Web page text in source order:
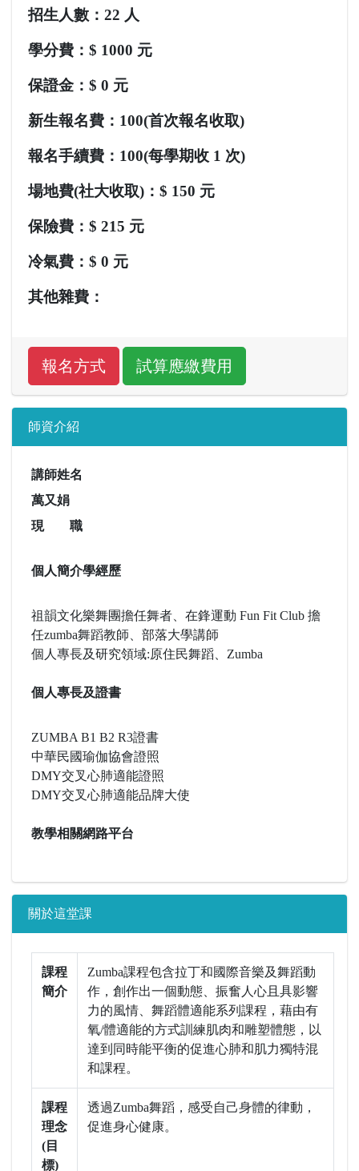
招生人數： 22 人
學分費： $ 1000 元
保證金： $ 0 元
新生報名費：100(首次報名收取)
報名手續費：100(每學期收 1 次)
場地費(社大收取)： $ 150 元
保險費： $ 215 元
冷氣費： $ 0 元
其他雜費：
師資介紹
講師姓名
萬又娟
現 職
個人簡介學經歷
祖韻文化樂舞團擔任舞者、在鋒運動 Fun Fit Club 擔
任zumba舞蹈教師、部落大學講師
個人專長及研究領域:原住民舞蹈、Zumba
個人專長及證書
ZUMBA B1 B2 R3證書
中華民國瑜伽協會證照
DMY交叉心肺適能證照
DMY交叉心肺適能品牌大使
教學相關網路平台
關於這堂課
課程
簡介
Zumba課程包含拉丁和國際音樂及舞蹈動
作，創作出一個動態、振奮人心且具影響
力的風情、舞蹈體適能系列課程，藉由有
氧/體適能的方式訓練肌肉和雕塑體態，以
達到同時能平衡的促進心肺和肌力獨特混
和課程。
課程
理念
(目
標)
透過Zumba舞蹈，感受自己身體的律動，
促進身心健康。